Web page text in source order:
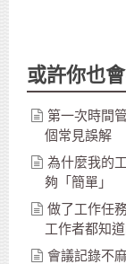
或許你也
第一次時間
個常見誤解
為什麼我的
夠「簡單」
做了工作任
工作者都知
會議記錄不